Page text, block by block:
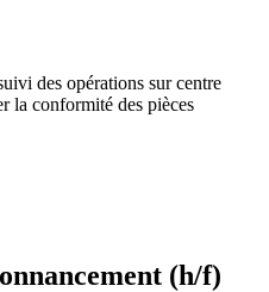
des opérations sur centre
la conformité des pièces
(h/f)